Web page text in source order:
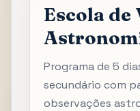
Escola de
Programa de 5
secundário com
observações